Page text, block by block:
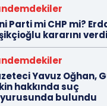
Parti mi CHP mi?
kararını verdi
Yavuz Oğhan,
hakkında suç
bulundu